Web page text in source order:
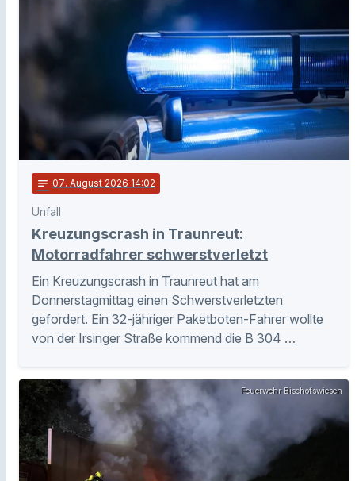
notes 07. August 2026 14:02
Unfall
Kreuzungscrash in Traunreut:
Motorradfahrer schwerstverletzt
Ein Kreuzungscrash in Traunreut hat am
Donnerstagmittag einen Schwerstverletzten
gefordert. Ein 32-jähriger Paketboten-Fahrer wollte
von der Irsinger Straße kommend die B 304 …
Feuerwehr Bischofswiesen